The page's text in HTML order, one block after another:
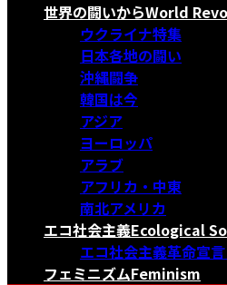
世界の闘いからWorld
ウクライナ特集
日本各地の闘い
沖縄闘争
韓国は今
アジア
ヨーロッパ
アラブ
アフリカ・中東
南北アメリカ
エコ社会主義Ecological
エコ社会主義革命宣
フェミニズムFeminism